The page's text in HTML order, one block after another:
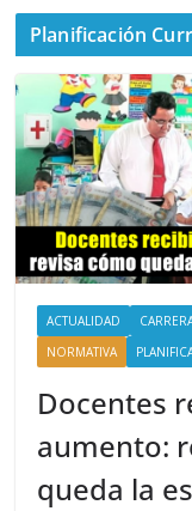
Planificación
ACTUALIDAD
NORMATIVA
Docentes
aumento:
queda la